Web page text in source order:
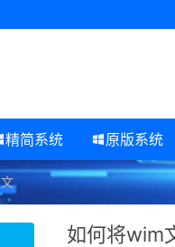
精简系统 原版系统
如何将wim